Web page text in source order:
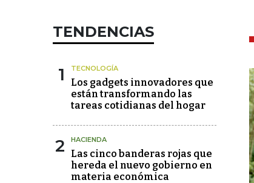
TENDENCIAS
1 TECNOLOGÍA
Los gadgets innovadores que
están transformando las
tareas cotidianas del hogar
2 HACIENDA
Las cinco banderas rojas que
hereda el nuevo gobierno en
materia económica